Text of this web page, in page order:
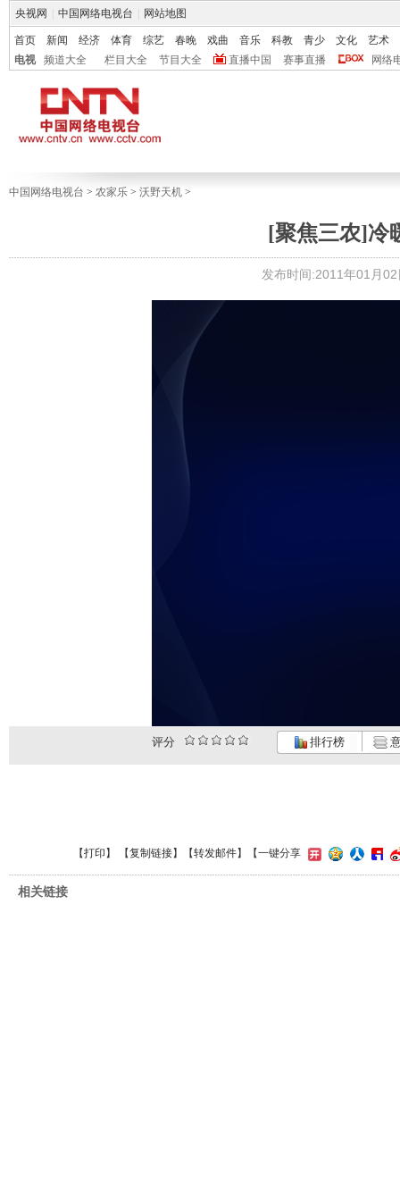
央视网 中国网络电视台 网站地图
首页 新闻 经济 体育 综艺 春晚 戏曲 音乐 科教 青少 文化
艺术
电视
频道大全 栏目大全 节目大全 直播中国 赛事直播 网络
中国网络电视台 > 农家乐 > 沃野天机 >
[聚焦三农]冷
发布时间:2011年01月
评分 排行榜
【打印 】 【复制链接】【转发邮件】 【一键分享
相关链接